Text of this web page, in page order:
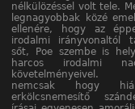
nélkülözéssel volt tele.
legnagyobbak közé
ellenére, hogy az
irodalmi irányvonaltól
sőt, Poe szembe is
harcos irodalmi
követelményeivel.
nemcsak hogy
erkölcsnemesítő